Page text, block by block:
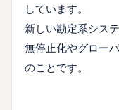
しています。
新しい勘定系シス
無停止化やグロー
のことです。